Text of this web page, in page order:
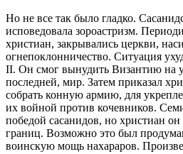
Но не все так было гладко.
исповедовала зороастризм.
христиан, закрывались церкви,
огнепоклонничество. Ситуация
II. Он смог вынудить Византию на
последней, мир. Затем приказал
собрать конную армию, для
их войной против кочевников.
победой сасанидов, но христиан
границ. Возможно это был
воинскую мощь нахараров.